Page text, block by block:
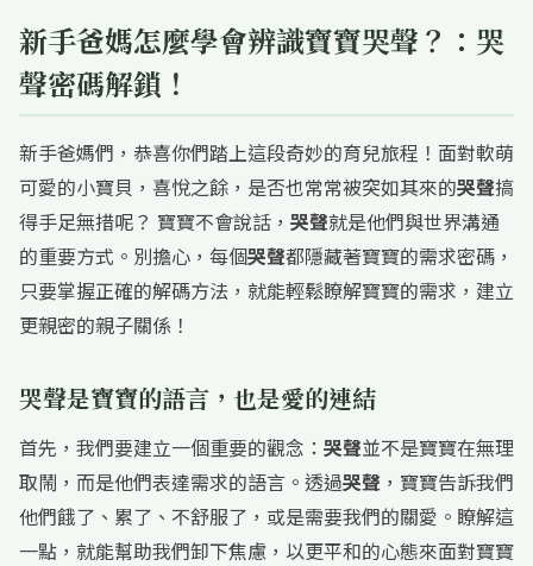
新手爸媽怎麼學會辨識寶寶哭聲？：哭
聲密碼解鎖！
新手爸媽們，恭喜你們踏上這段奇妙的育兒旅程！面對軟萌
可愛的小寶貝，喜悅之餘，是否也常常被突如其來的哭聲搞
得手足無措呢？ 寶寶不會說話， 哭聲就是他們與世界溝通
的重要方式。別擔心，每個哭聲都隱藏著寶寶的需求密碼，
只要掌握正確的解碼方法，就能輕鬆瞭解寶寶的需求，建立
更親密的親子關係！
哭聲是寶寶的語言，也是愛的連結
首先，我們要建立一個重要的觀念： 哭聲並不是寶寶在無理
取鬧，而是他們表達需求的語言。透過哭聲 ，寶寶告訴我們
他們餓了、累了、不舒服了，或是需要我們的關愛。瞭解這
一點，就能幫助我們卸下焦慮，以更平和的心態來面對寶寶